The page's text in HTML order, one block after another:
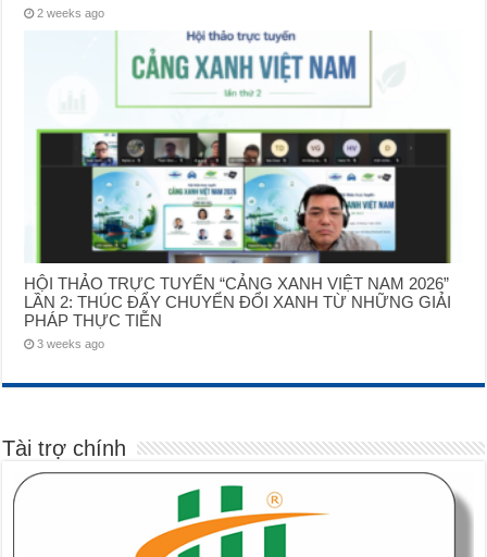
2 weeks ago
HỘI THẢO TRỰC TUYẾN “CẢNG XANH VIỆT NAM 2026”
LẦN 2: THÚC ĐẨY CHUYỂN ĐỔI XANH TỪ NHỮNG GIẢI
PHÁP THỰC TIỄN
3 weeks ago
Tài trợ chính